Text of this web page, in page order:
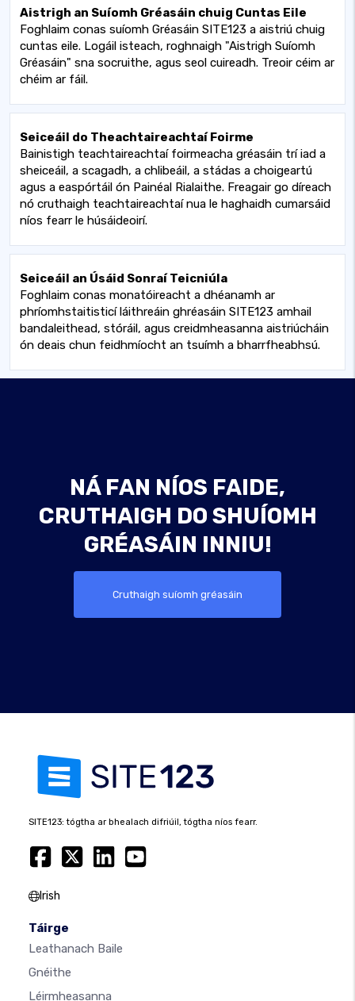
Aistrigh an Suíomh Gréasáin chuig Cuntas Eile
Foghlaim conas suíomh Gréasáin SITE123 a aistriú chuig
cuntas eile. Logáil isteach, roghnaigh "Aistrigh Suíomh
Gréasáin" sna socruithe, agus seol cuireadh. Treoir céim ar
chéim ar fáil.
Seiceáil do Theachtaireachtaí Foirme
Bainistigh teachtaireachtaí foirmeacha gréasáin trí iad a
sheiceáil, a scagadh, a chlibeáil, a stádas a choigeartú
agus a easpórtáil ón Painéal Rialaithe. Freagair go díreach
nó cruthaigh teachtaireachtaí nua le haghaidh cumarsáid
níos fearr le húsáideoirí.
Seiceáil an Úsáid Sonraí Teicniúla
Foghlaim conas monatóireacht a dhéanamh ar
phríomhstaitisticí láithreáin ghréasáin SITE123 amhail
bandaleithead, stóráil, agus creidmheasanna aistriúcháin
ón deais chun feidhmíocht an tsuímh a bharrfheabhsú.
NÁ FAN NÍOS FAIDE,
CRUTHAIGH DO SHUÍOMH
GRÉASÁIN INNIU!
Cruthaigh suíomh gréasáin
SITE123: tógtha ar bhealach difriúil, tógtha níos fearr.
Irish
Táirge
Leathanach Baile
Gnéithe
Léirmheasanna